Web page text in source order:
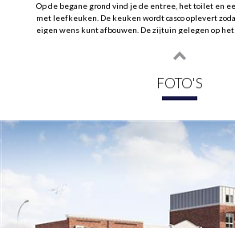
Op de begane grond vind je de entree, het toilet en
met leefkeuken. De keuken wordt casco oplevert
eigen wens kunt afbouwen. De zijtuin gelegen op
een badkamer met een douche en een tweede toilet.
De zolderverdieping is nog eens voorzien van 2
De kadewoningen worden ook nog eens uitgevoerd
gevelvarianten, dus kies het bouwnummer met jouw
- Wonen aan de Haven;
FOTO'S